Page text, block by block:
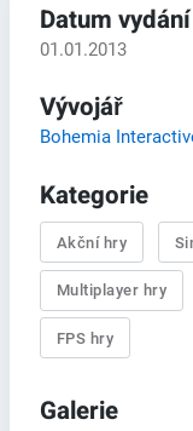
Datum vydání
01.01.2013
Vývojář
Bohemia
Kategorie
Akční hry
Multiplayer hry
FPS hry
Galerie